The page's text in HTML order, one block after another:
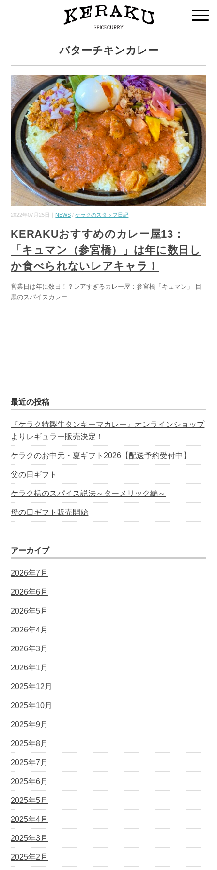
バターチキンカレー
2022年07月25日｜ NEWS /ケラクのスタッフ日記
KERAKUおすすめのカレー屋13：
「キュマン（参宮橋）」は年に数日し
か食べられないレアキャラ！
営業日は年に数日！？レアすぎるカレー屋：参宮橋「キュマン」 目
黒のスパイスカレー
最近の投稿
『ケラク特製牛タンキーマカレー』オンラインショップ
よりレギュラー販売決定！
ケラクのお中元・夏ギフト2026【配送予約受付中】
父の日ギフト
ケラク様のスパイス説法～ターメリック編～
母の日ギフト販売開始
アーカイブ
2026年7月
2026年6月
2026年5月
2026年4月
2026年3月
2026年1月
2025年12月
2025年10月
2025年9月
2025年8月
2025年7月
2025年6月
2025年5月
2025年4月
2025年3月
2025年2月